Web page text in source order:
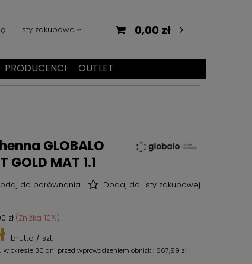
Listy zakupowe 0,00 zł
PRODUCENCI OUTLET
GLOBALO
GOLD MAT 1.1
do porównania Dodaj do listy zakupowej
zł (Zniżka 10%)
brutto / szt.
w okresie 30 dni przed wprowadzeniem obniżki: 667,99 zł